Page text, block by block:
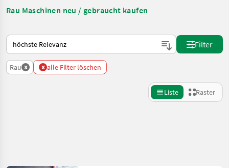
Rau Maschinen neu / gebraucht kaufen
So wird auf Landwirt.com sortiert
Filter
Rau x x alle Filter löschen
Liste Raster